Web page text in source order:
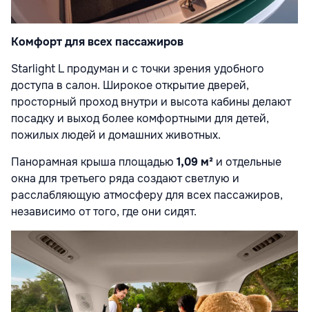
Комфорт для всех пассажиров
Starlight L продуман и с точки зрения удобного
доступа в салон. Широкое открытие дверей,
просторный проход внутри и высота кабины делают
посадку и выход более комфортными для детей,
пожилых людей и домашних животных.
Панорамная крыша площадью 1,09 м² и отдельные
окна для третьего ряда создают светлую и
расслабляющую атмосферу для всех пассажиров,
независимо от того, где они сидят.